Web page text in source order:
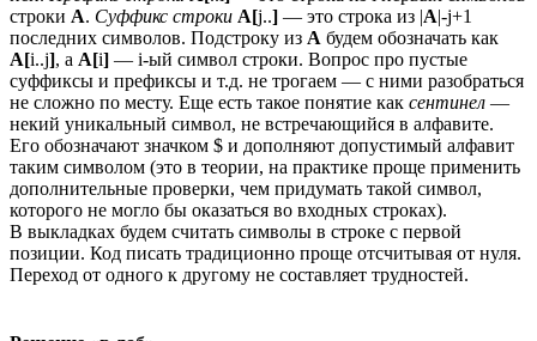
строки A. Суффикс строки A[j..] — это строка из |A|-j+1
последних символов. Подстроку из A будем обозначать как
A[i..j], а A[i] — i-ый символ строки. Вопрос про пустые
суффиксы и префиксы и т.д. не трогаем — с ними разобраться
не сложно по месту. Еще есть такое понятие как сентинел —
некий уникальный символ, не встречающийся в алфавите.
Его обозначают значком $ и дополняют допустимый алфавит
таким символом (это в теории, на практике проще применить
дополнительные проверки, чем придумать такой символ,
которого не могло бы оказаться во входных строках).
В выкладках будем считать символы в строке с первой
позиции. Код писать традиционно проще отсчитывая от нуля.
Переход от одного к другому не составляет трудностей.